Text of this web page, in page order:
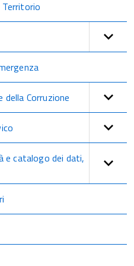
Territorio
Corruzione
e catalogo dei dati,